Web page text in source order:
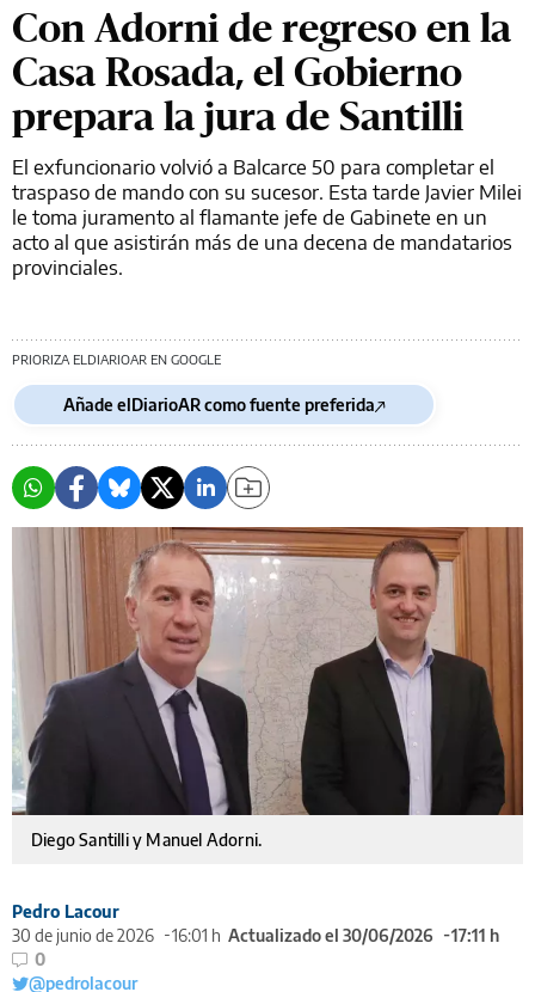
Con Adorni de regreso en la
Casa Rosada, el Gobierno
prepara la jura de Santilli
El exfuncionario volvió a Balcarce 50 para completar el
traspaso de mando con su sucesor. Esta tarde Javier Milei
le toma juramento al flamante jefe de Gabinete en un
acto al que asistirán más de una decena de mandatarios
provinciales.
PRIORIZA ELDIARIOAR EN GOOGLE
Añade elDiarioAR como fuente preferida
Diego Santilli y Manuel Adorni.
Pedro Lacour
30 de junio de 2026
16:01 h Actualizado el 30/06/2026
17:11 h
0
@pedrolacour